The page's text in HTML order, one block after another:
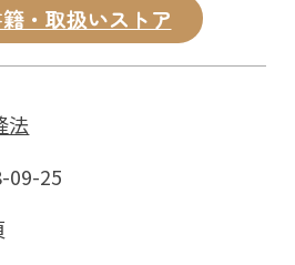
・取扱いストア
法
09-25